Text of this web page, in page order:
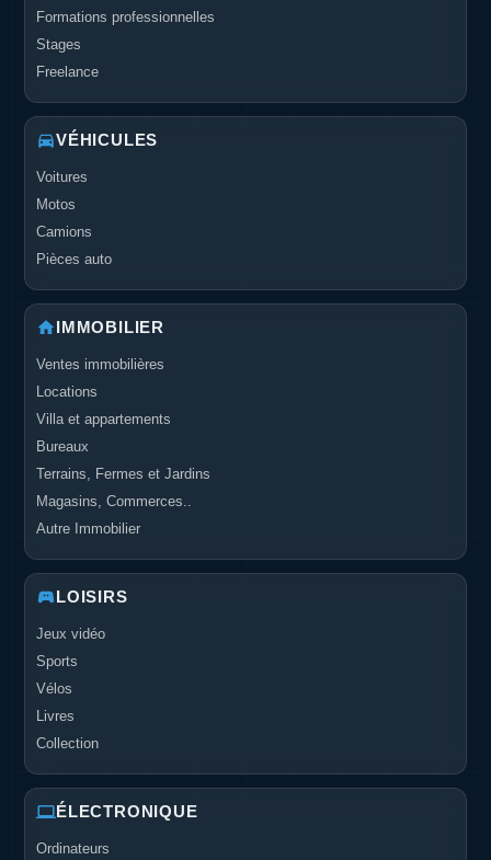
Formations professionnelles
Stages
Freelance
VÉHICULES
Voitures
Motos
Camions
Pièces auto
IMMOBILIER
Ventes immobilières
Locations
Villa et appartements
Bureaux
Terrains, Fermes et Jardins
Magasins, Commerces..
Autre Immobilier
LOISIRS
Jeux vidéo
Sports
Vélos
Livres
Collection
ÉLECTRONIQUE
Ordinateurs